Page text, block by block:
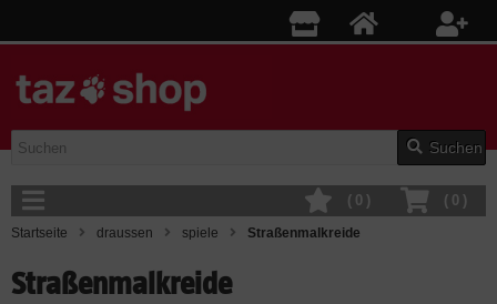
Suchen
( 0 )
( 0 )
Startseite draussen spiele Straßenmalkreide
Straßenmalkreide